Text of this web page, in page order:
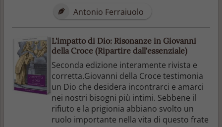
Antonio Ferraiuolo
L'impatto di Dio: Risonanze in Giovanni
della Croce (Ripartire dall'essenziale)
Seconda edizione interamente rivista e
corretta.Giovanni della Croce testimonia
un Dio che desidera incontrarci e amarci
nei nostri bisogni più intimi. Sebbene il
rifiuto e la prigionia abbiano svolto un
ruolo importante nella vita di questo frate